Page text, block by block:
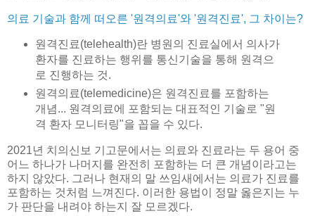
의료 기술과 함께 떠오른 '원격의료'와 '원격진료', 그 차이는?
원격진료(telehealth)란 병원의 진료실에서 의사가
환자를 진료하는 행위를 통신기술을 통해 원격으
로 진행하는 것.
원격의료(telemedicine)은 원격진료를 포함하는
개념... 원격의료에 포함되는 대표적인 기술로 "원
격 환자 모니터링"을 꼽을 수 있다.
2021년 치의신보 기고문에서는 의료와 진료라는 두 용어 중
어느 하나가 나머지를 완전히 포함하는 더 큰 개념이라고는
하지 않았다. 그러나 현재의 말 쓰임새에서는 의료가 진료를
포함하는 것처럼 느껴진다. 이러한 용법이 정말 옳은지는 누
가 판단을 내려야 하는지 잘 모르겠다.